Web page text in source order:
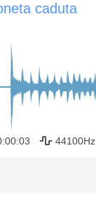
caduta
44100Hz